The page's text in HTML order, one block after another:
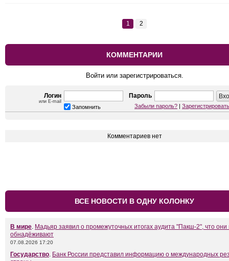
1 2
КОММЕНТАРИИ
Войти или зарегистрироваться.
Логин
или E-mail
Пароль
Запомнить Забыли пароль? |
Комментариев нет
ВСЕ НОВОСТИ В ОДНУ КОЛОНКУ
В мире. Мадьяр заявил о промежуточных итогах аудита "Пакш-2", что они
обнадёживают
07.08.2026 17:20
Государство. Банк России представил информацию о международных